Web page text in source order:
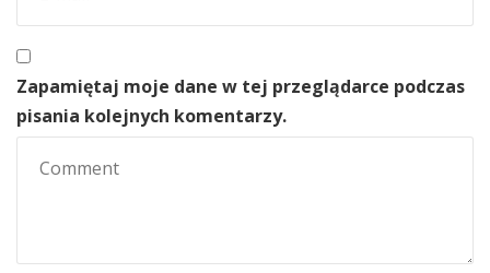
Zapamiętaj moje dane w tej przeglądarce podczas
pisania kolejnych komentarzy.